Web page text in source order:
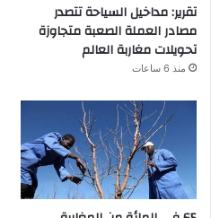
تقرير: مداخيل السياحة تتصدر
مصادر العملة الصعبة متجاوزة
تحويلات مغاربة العالم
منذ 6 ساعات